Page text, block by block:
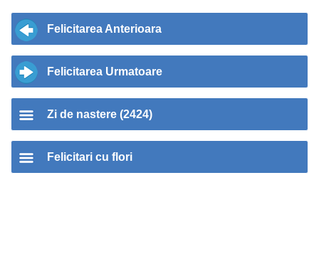
Felicitarea Anterioara
Felicitarea Urmatoare
Zi de nastere (2424)
Felicitari cu flori